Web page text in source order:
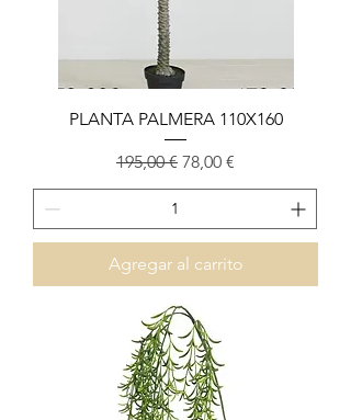
PLANTA PALMERA 110X160
Precio
195,00 € Precio de oferta
78,00 €
Agregar al carrito